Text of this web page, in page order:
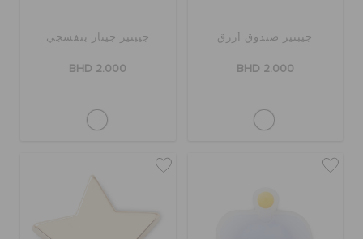
تنزيلات
قائمة الامنيات
جيبتيز صندوق أزرق
BHD 2.000
جيبتيز جيتار بنفسجي
BHD 2.000